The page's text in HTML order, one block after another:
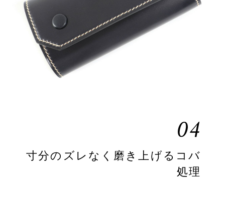
04
寸分のズレなく磨き上げるコバ
処理